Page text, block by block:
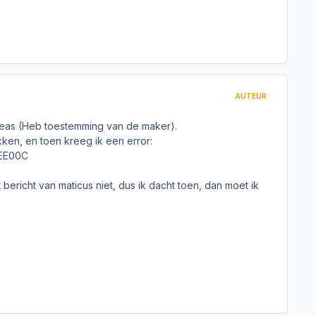
AUTEUR
(Heb toestemming van de maker).
en toen kreeg ik een error:
van maticus niet, dus ik dacht toen, dan moet ik